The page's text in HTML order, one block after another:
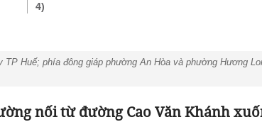
4)
Huế; phía đông giáp phường An Hòa và phường Hương
nối từ đường Cao Văn Khánh